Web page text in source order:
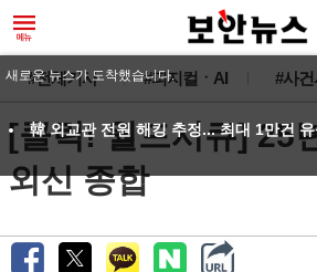
#전체기사 #피지컬ㆍAI #사건
[클릭! 월드시큐] 25
외신 종합